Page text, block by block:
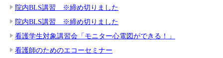
院内BLS講習 ※締め切りました
院内BLS講習 ※締め切りました
看護学生対象講習会「モニター心電図ができる！」
看護師のためのエコーセミナー